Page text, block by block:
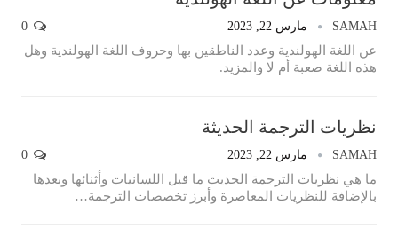
SAMAH مارس 22, 2023
عن اللغة الهولندية وعدد الناطقين بها وحروف اللغة الهولندية وهل
هذه اللغة صعبة أم لا والمزيد.
نظريات الترجمة الحديثة
SAMAH مارس 22, 2023
ما هي نظريات الترجمة الحديث ما قبل اللسانيات وأثنائها وبعدها
بالإضافة للنظريات المعاصرة وأبرز تخصصات الترجمة…